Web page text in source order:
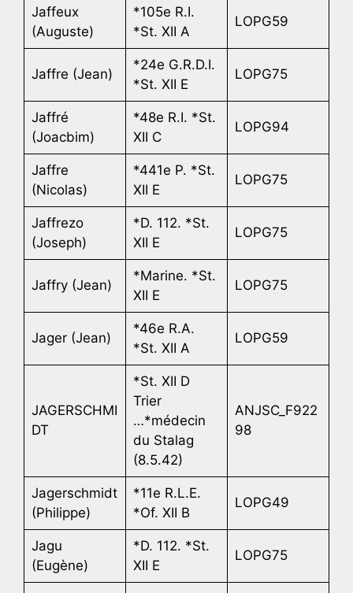
Jaffeux
(Auguste)
*105e R.I.
*St. XII A
LOPG59
Jaffre (Jean)
*24e G.R.D.I.
*St. XII E
LOPG75
Jaffré
(Joacbim)
*48e R.I. *St.
XII C
LOPG94
Jaffre
(Nicolas)
*441e P. *St.
XII E
LOPG75
Jaffrezo
(Joseph)
*D. 112. *St.
XII E
LOPG75
Jaffry (Jean)
*Marine. *St.
XII E
LOPG75
Jager (Jean)
*46e R.A.
*St. XII A
LOPG59
JAGERSCHMI
DT
*St. XII D
Trier
…*médecin
du Stalag
(8.5.42)
ANJSC_F922
98
Jagerschmidt
(Philippe)
*11e R.L.E.
*Of. XII B
LOPG49
Jagu
(Eugène)
*D. 112. *St.
XII E
LOPG75